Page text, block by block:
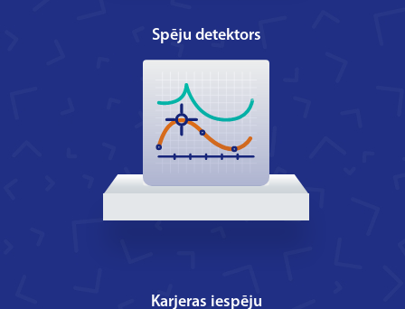
Spēju detektors
Karjeras iespēju